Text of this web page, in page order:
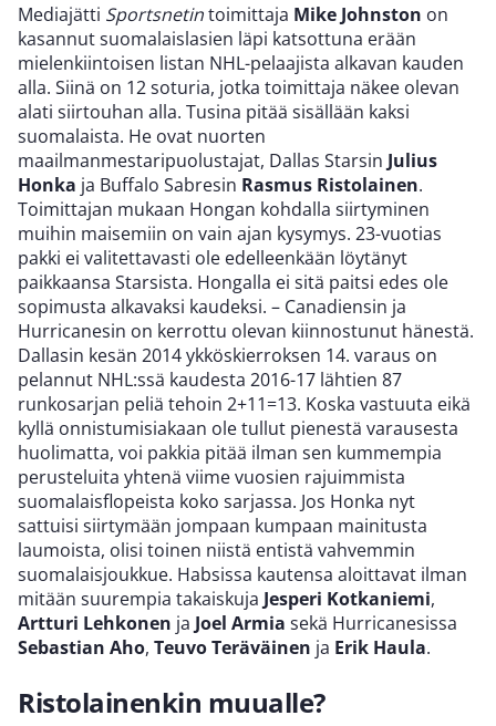
Mediajätti Sportsnetintoimittaja Mike Johnston on
kasannut suomalaislasien läpi katsottuna erään
mielenkiintoisen listan NHL-pelaajista alkavan kauden
alla. Siinä on 12 soturia, jotka toimittaja näkee olevan
alati siirtouhan alla. Tusina pitää sisällään kaksi
suomalaista. He ovat nuorten
maailmanmestaripuolustajat, Dallas Starsin Julius
Honka ja Buffalo Sabresin Rasmus Ristolainen.
Toimittajan mukaan Hongan kohdalla siirtyminen
muihin maisemiin on vain ajan kysymys. 23-vuotias
pakki ei valitettavasti ole edelleenkään löytänyt
paikkaansa Starsista. Hongalla ei sitä paitsi edes ole
sopimusta alkavaksi kaudeksi. – Canadiensin ja
Hurricanesin on kerrottu olevan kiinnostunut hänestä.
Dallasin kesän 2014 ykköskierroksen 14. varaus on
pelannut NHL:ssä kaudesta 2016-17 lähtien 87
runkosarjan peliä tehoin 2+11=13. Koska vastuuta eikä
kyllä onnistumisiakaan ole tullut pienestä varausesta
huolimatta, voi pakkia pitää ilman sen kummempia
perusteluita yhtenä viime vuosien rajuimmista
suomalaisflopeista koko sarjassa. Jos Honka nyt
sattuisi siirtymään jompaan kumpaan mainitusta
laumoista, olisi toinen niistä entistä vahvemmin
suomalaisjoukkue. Habsissa kautensa aloittavat ilman
mitään suurempia takaiskuja Jesperi Kotkaniemi,
Artturi Lehkonen ja Joel Armia sekä Hurricanesissa
Sebastian Aho, Teuvo Teräväinen ja Erik Haula.
Ristolainenkin muualle?